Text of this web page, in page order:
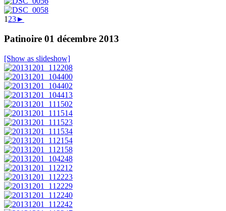
1 23►
Patinoire 01 décembre 2013
[Show as slideshow]